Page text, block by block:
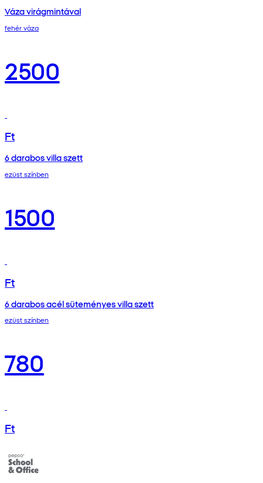
Váza virágmintával
fehér váza
2500
Ft
6 darabos villa szett
ezüst színben
1500
Ft
6 darabos acél süteményes villa szett
ezüst színben
780
Ft